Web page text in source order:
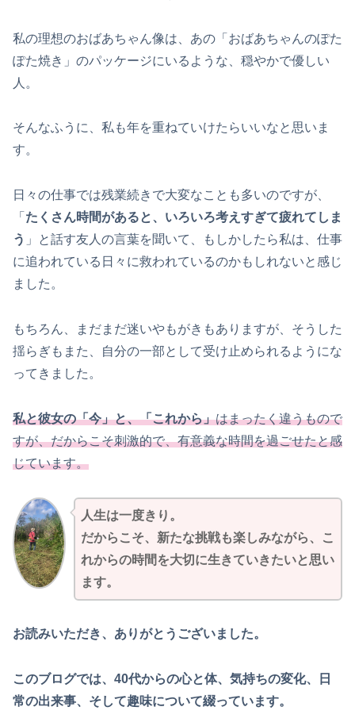
私の理想のおばあちゃん像は、あの「おばあちゃんのぽた
ぽた焼き」のパッケージにいるような、穏やかで優しい
人。
そんなふうに、私も年を重ねていけたらいいなと思いま
す。
日々の仕事では残業続きで大変なことも多いのですが、
「 たくさん時間があると、いろいろ考えすぎて疲れてしま
う 」と話す友人の言葉を聞いて、もしかしたら私は、仕事
に追われている日々に救われているのかもしれないと感じ
ました。
もちろん、まだまだ迷いやもがきもありますが、そうした
揺らぎもまた、自分の一部として受け止められるようにな
ってきました。
私と彼女の「今」と、「これから」はまったく違うもので
すが、だからこそ刺激的で、有意義な時間を過ごせたと感
じています。
人生は一度きり。
だからこそ、新たな挑戦も楽しみながら、こ
れからの時間を大切に生きていきたいと思い
ます。
お読みいただき、ありがとうございました。
このブログでは、40代からの心と体、気持ちの変化、日
常の出来事、そして趣味について綴っています。